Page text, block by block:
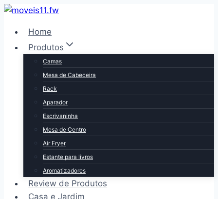
Pular
Conteúdo
Home
Produtos
Camas
Mesa de Cabeceira
Rack
Aparador
Escrivaninha
Mesa de Centro
Air Fryer
Estante para livros
Aromatizadores
Review de Produtos
Casa e Jardim